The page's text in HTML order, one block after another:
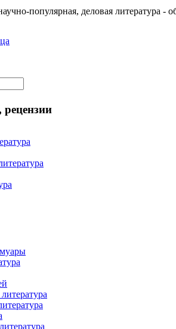
популярная, деловая литература -
рецензии